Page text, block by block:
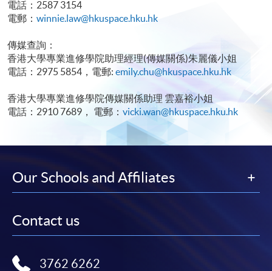
電話：2587 3154
電郵： winnie.law@hkuspace.hku.hk
傳媒查詢：
香港大學專業進修學院助理經理(傳媒關係)朱麗儀小姐
電話：2975 5854，電郵: emily.chu@hkuspace.hku.hk
香港大學專業進修學院傳媒關係助理 雲嘉裕小姐
電話：2910 7689， 電郵： vicki.wan@hkuspace.hku.hk
Our Schools and Affiliates
Contact us
3762 6262